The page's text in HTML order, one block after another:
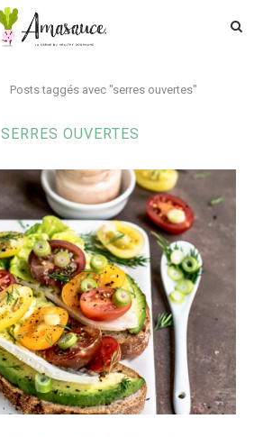
Posts taggés avec "serres ouvertes"
SERRES OUVERTES